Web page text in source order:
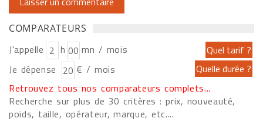
COMPARATEURS
J'appelle h
mn / mois
Je dépense
€ / mois
Retrouvez tous nos comparateurs complets...
Recherche sur plus de 30 critères : prix, nouveauté,
poids, taille, opérateur, marque, etc....